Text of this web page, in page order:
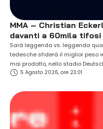
MMA – Christian
davanti a 60mila
Sarà leggenda vs. leggenda
tedesche sfiderà il miglior peso
mai prodotto, nello stadio
Christian Eckerlin (18-8, 1 NC),
settembre, nella …
5 Agosto 2026, ore 23:01